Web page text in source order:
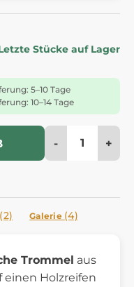
Stücke auf Lager
5–10 Tage
10–14 Tage
- +
(2) Galerie (4)
Trommel aus
einen Holzreifen